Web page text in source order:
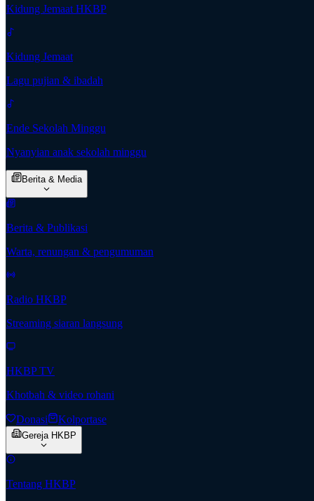
Kidung Jemaat HKBP
Kidung Jemaat
Lagu pujian & ibadah
Ende Sekolah Minggu
Nyanyian anak sekolah minggu
Berita & Media
Berita & Publikasi
Warta, renungan & pengumuman
Radio HKBP
Streaming siaran langsung
HKBP TV
Khotbah & video rohani
Donasi Kolportase
Gereja HKBP
Tentang HKBP